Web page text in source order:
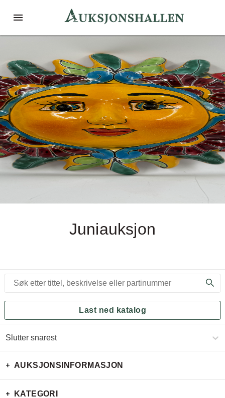
Juniauksjon
Last ned katalog
AUKSJONSINFORMASJON
KATEGORI
Slutter snarest